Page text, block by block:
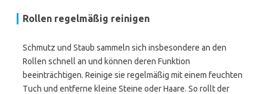
Rollen regelmäßig reinigen
Schmutz und Staub sammeln sich insbesondere an den
Rollen schnell an und können deren Funktion
beeinträchtigen. Reinige sie regelmäßig mit einem feuchten
Tuch und entferne kleine Steine oder Haare. So rollt der